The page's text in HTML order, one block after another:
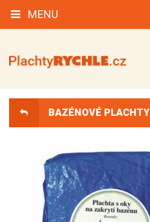
MENU
BAZÉNOVÉ PLACHTY